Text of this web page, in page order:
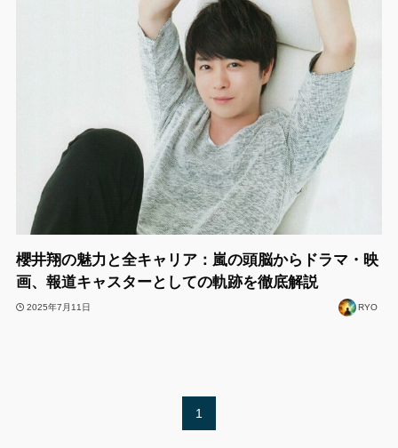
櫻井翔の魅力と全キャリア：嵐の頭脳からドラマ・映
画、報道キャスターとしての軌跡を徹底解説
2025年7月11日 RYO
1